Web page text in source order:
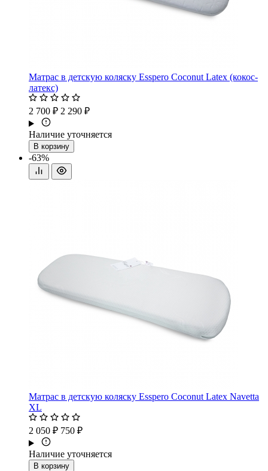
Матрас в детскую коляску Esspero Coconut Latex (кокос-
латекс)
2 700 ₽ 2 290 ₽
Наличие уточняется
В корзину
-63%
Матрас в детскую коляску Esspero Coconut Latex Navetta
XL
2 050 ₽ 750 ₽
Наличие уточняется
В корзину